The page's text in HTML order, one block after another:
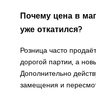
Почему цена в
уже откатился?
Розница часто
дорогой партии, а
Дополнительно
замещения и